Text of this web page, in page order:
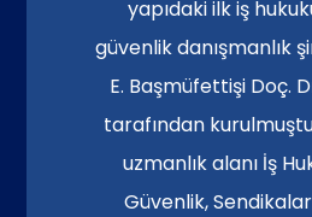
yapıdaki ilk iş
güvenlik danışmanlık
E. Başmüfettişi Doç.
tarafından
uzmanlık alanı İş
Güvenlik,